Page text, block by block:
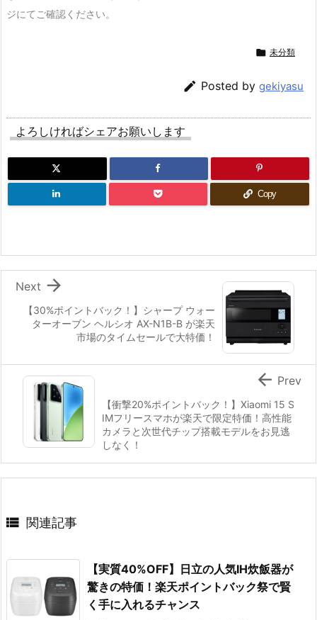
ジにてご確認ください。
 未分類
 Posted by gekiyasu
よろしければシェアお願いします
Copy
【30%ポイントバック！】シャープ ウォー
ターオーブン ヘルシオ AX-N1B-B が楽天
市場のタイムセールで大特価！

Next
【衝撃20%ポイントバック！】Xiaomi 15 S
IMフリースマホが楽天で限定特価！高性能
カメラと次世代チップ搭載モデルをお見逃
しなく！
 Prev
 関連記事
【実質40%OFF】日立の人気IH炊飯器が
驚きの特価！楽天ポイントバック祭で賢
く手に入れるチャンス